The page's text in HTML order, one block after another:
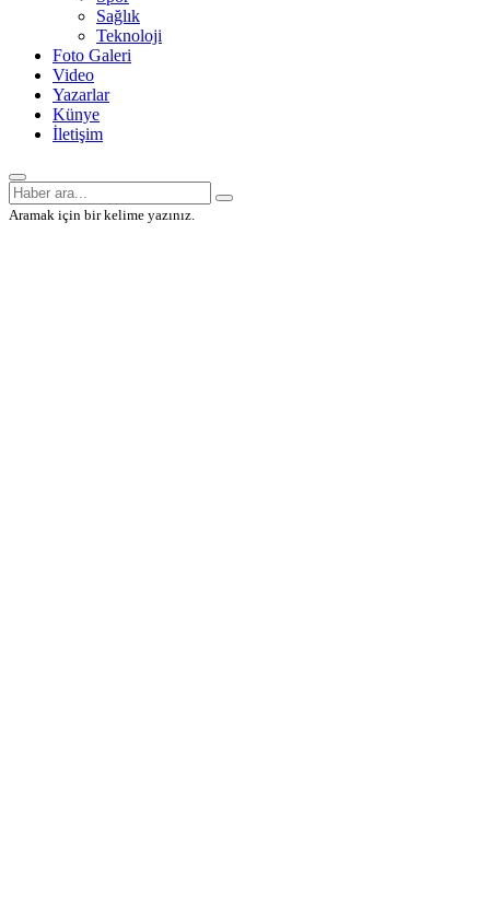
Sağlık
Teknoloji
Foto Galeri
Video
Yazarlar
Künye
İletişim
Aramak için bir kelime yazınız.